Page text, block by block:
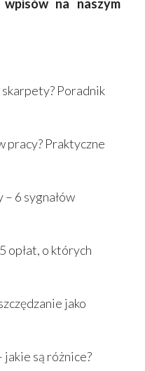
na naszym
Poradnik
pracy? Praktyczne
6 sygnałów
opłat, o których
jako
jakie są różnice?